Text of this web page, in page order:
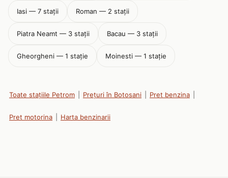
Iasi — 7 stații Roman — 2 stații
Piatra Neamt — 3 stații Bacau — 3 stații
Gheorgheni — 1 stație Moinesti — 1 stație
Toate stațiile Petrom Prețuri în Botosani Pret benzina
Pret motorina Harta benzinarii